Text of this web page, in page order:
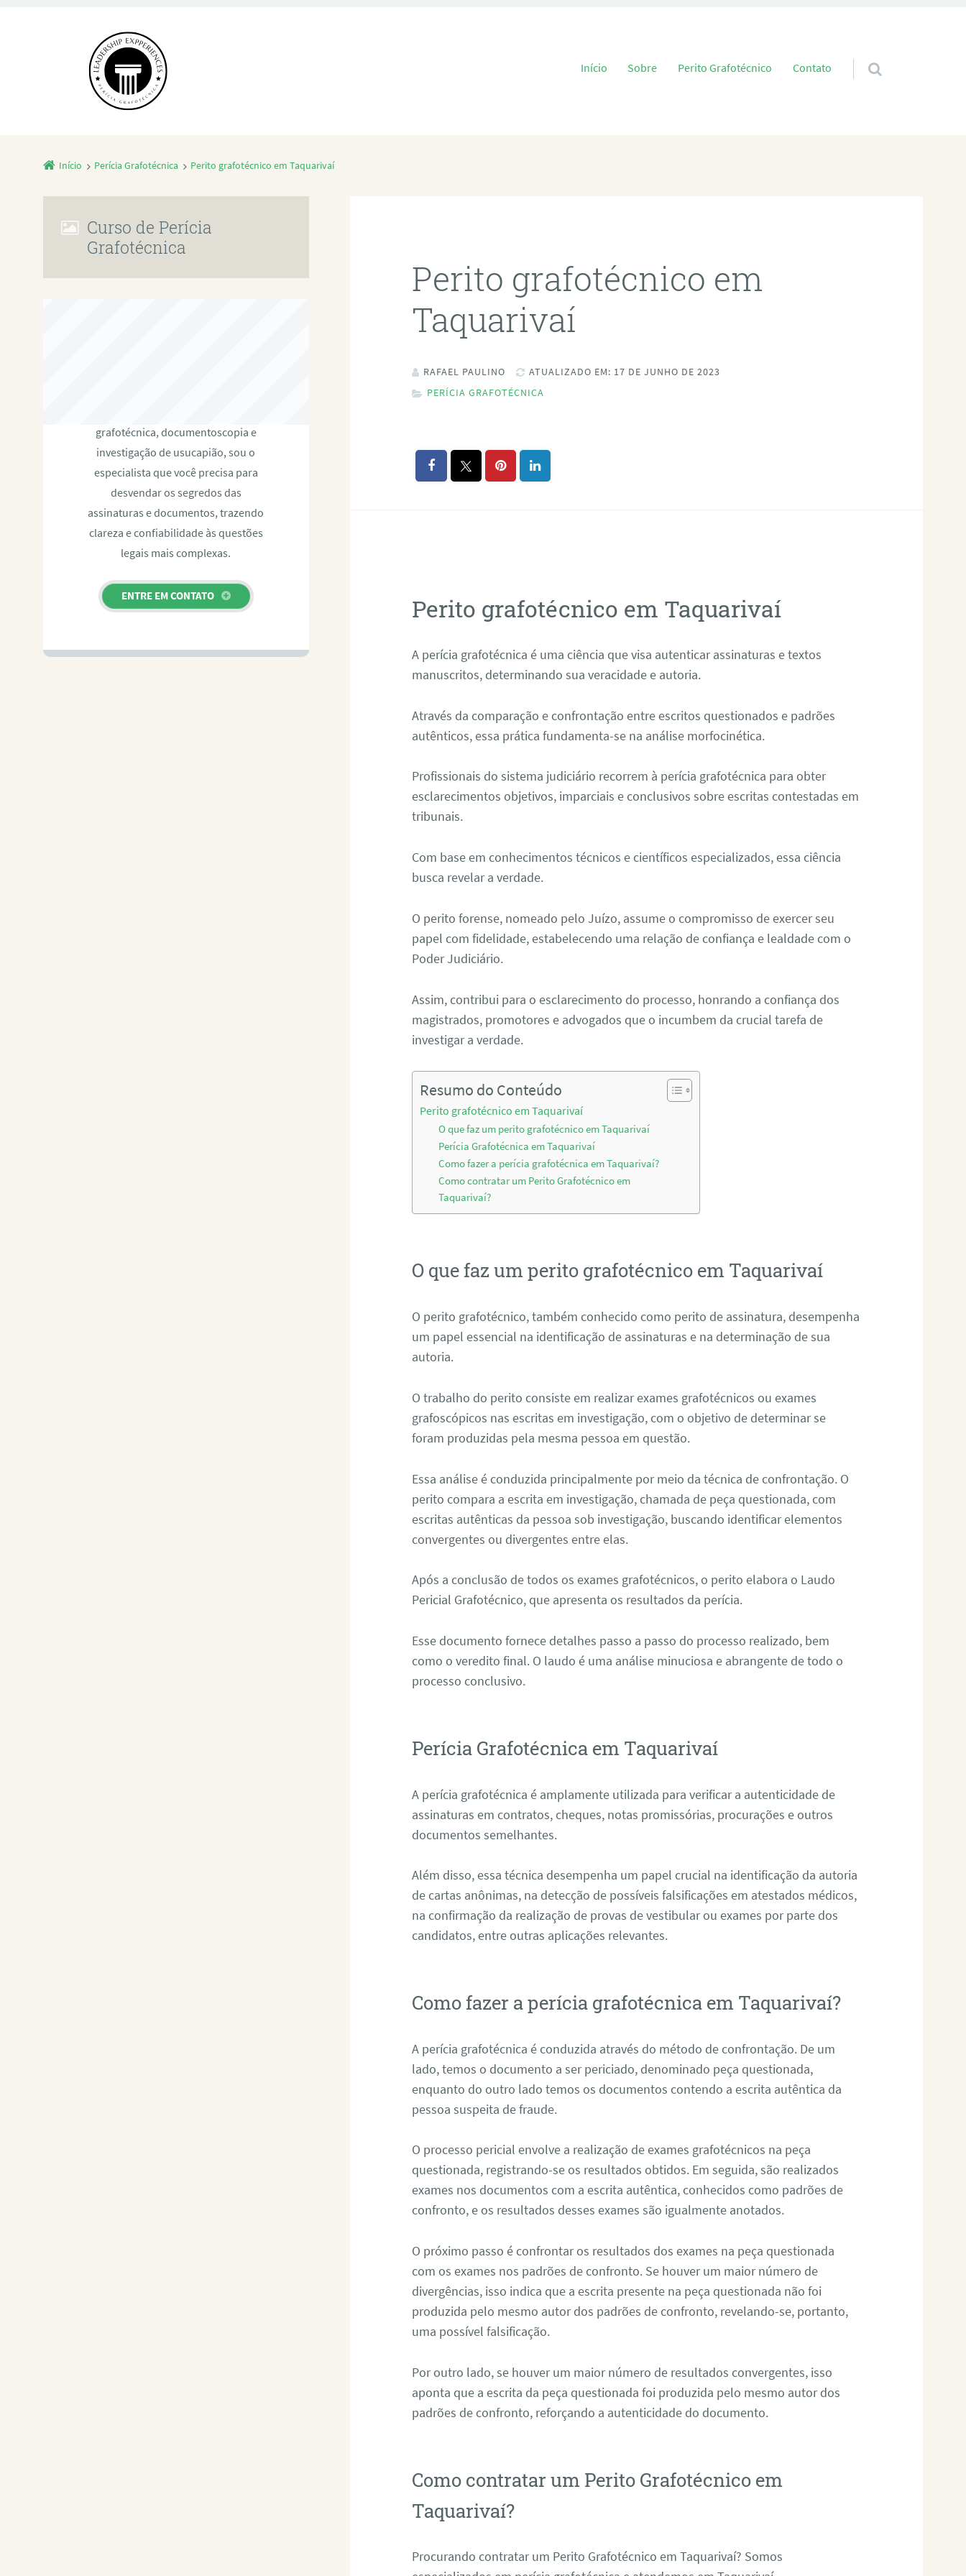
Pular para o conteúdo
Início Sobre Perito Grafotécnico Contato
Início Perícia Grafotécnica Perito grafotécnico em Taquarivaí
Perito grafotécnico em
Taquarivaí
RAFAEL PAULINO
ATUALIZADO EM: 17 DE JUNHO DE 2023
PERÍCIA GRAFOTÉCNICA
Perito grafotécnico em Taquarivaí
A perícia grafotécnica é uma ciência que visa autenticar assinaturas e textos
manuscritos, determinando sua veracidade e autoria.
Através da comparação e confrontação entre escritos questionados e padrões
autênticos, essa prática fundamenta-se na análise morfocinética.
Profissionais do sistema judiciário recorrem à perícia grafotécnica para obter
esclarecimentos objetivos, imparciais e conclusivos sobre escritas contestadas em
tribunais.
Com base em conhecimentos técnicos e científicos especializados, essa ciência
busca revelar a verdade.
O perito forense, nomeado pelo Juízo, assume o compromisso de exercer seu
papel com fidelidade, estabelecendo uma relação de confiança e lealdade com o
Poder Judiciário.
Assim, contribui para o esclarecimento do processo, honrando a confiança dos
magistrados, promotores e advogados que o incumbem da crucial tarefa de
investigar a verdade.
Resumo do Conteúdo
Perito grafotécnico em Taquarivaí
O que faz um perito grafotécnico em Taquarivaí
Perícia Grafotécnica em Taquarivaí
Como fazer a perícia grafotécnica em Taquarivaí?
Como contratar um Perito Grafotécnico em
Taquarivaí?
O que faz um perito grafotécnico em Taquarivaí
O perito grafotécnico, também conhecido como perito de assinatura, desempenha
um papel essencial na identificação de assinaturas e na determinação de sua
autoria.
O trabalho do perito consiste em realizar exames grafotécnicos ou exames
grafoscópicos nas escritas em investigação, com o objetivo de determinar se
foram produzidas pela mesma pessoa em questão.
Essa análise é conduzida principalmente por meio da técnica de confrontação. O
perito compara a escrita em investigação, chamada de peça questionada, com
escritas autênticas da pessoa sob investigação, buscando identificar elementos
convergentes ou divergentes entre elas.
Após a conclusão de todos os exames grafotécnicos, o perito elabora o Laudo
Pericial Grafotécnico, que apresenta os resultados da perícia.
Esse documento fornece detalhes passo a passo do processo realizado, bem
como o veredito final. O laudo é uma análise minuciosa e abrangente de todo o
processo conclusivo.
Perícia Grafotécnica em Taquarivaí
A perícia grafotécnica é amplamente utilizada para verificar a autenticidade de
assinaturas em contratos, cheques, notas promissórias, procurações e outros
documentos semelhantes.
Além disso, essa técnica desempenha um papel crucial na identificação da autoria
de cartas anônimas, na detecção de possíveis falsificações em atestados médicos,
na confirmação da realização de provas de vestibular ou exames por parte dos
candidatos, entre outras aplicações relevantes.
Como fazer a perícia grafotécnica em Taquarivaí?
A perícia grafotécnica é conduzida através do método de confrontação. De um
lado, temos o documento a ser periciado, denominado peça questionada,
enquanto do outro lado temos os documentos contendo a escrita autêntica da
pessoa suspeita de fraude.
O processo pericial envolve a realização de exames grafotécnicos na peça
questionada, registrando-se os resultados obtidos. Em seguida, são realizados
exames nos documentos com a escrita autêntica, conhecidos como padrões de
confronto, e os resultados desses exames são igualmente anotados.
O próximo passo é confrontar os resultados dos exames na peça questionada
com os exames nos padrões de confronto. Se houver um maior número de
divergências, isso indica que a escrita presente na peça questionada não foi
produzida pelo mesmo autor dos padrões de confronto, revelando-se, portanto,
uma possível falsificação.
Por outro lado, se houver um maior número de resultados convergentes, isso
aponta que a escrita da peça questionada foi produzida pelo mesmo autor dos
padrões de confronto, reforçando a autenticidade do documento.
Como contratar um Perito Grafotécnico em
Taquarivaí?
Procurando contratar um Perito Grafotécnico em Taquarivaí? Somos
Curso de Perícia
Grafotécnica
grafotécnica, documentoscopia e
investigação de usucapião, sou o
especialista que você precisa para
desvendar os segredos das
assinaturas e documentos, trazendo
clareza e confiabilidade às questões
legais mais complexas.
ENTRE EM CONTATO